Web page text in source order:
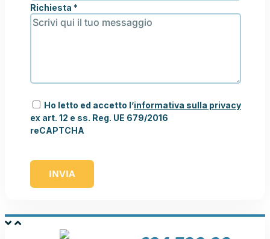
Richiesta *
Ho letto ed accetto l’informativa sulla privacy
ex art. 12 e ss. Reg. UE 679/2016
reCAPTCHA
INVIA